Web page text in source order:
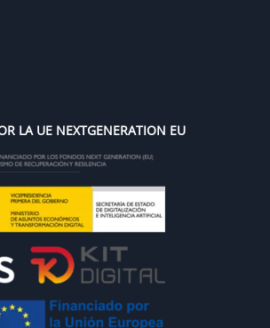
LA UE NEXTGENERATION EU